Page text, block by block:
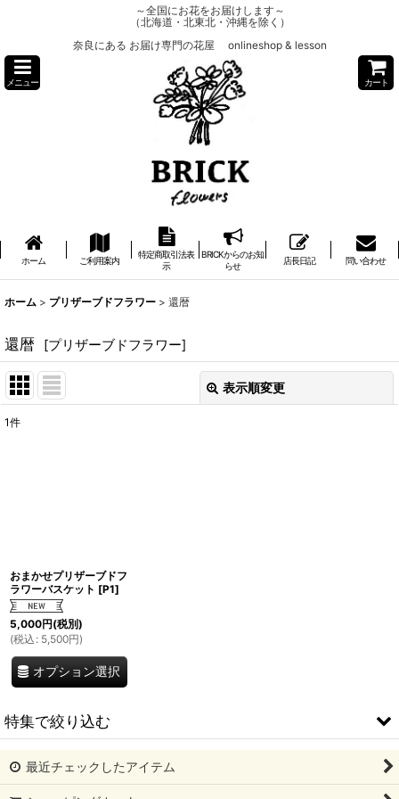
～全国にお花をお届けします～
（北海道・北東北・沖縄を除く）
奈良にある お届け専門の花屋 onlineshop & lesson
メニュー カート
ホーム ご利用案内
特定商取引法表
示
BRICKからのお知
らせ
店長日記 問い合わせ
ホーム > プリザーブドフラワー > 還暦
還暦 [プリザーブドフラワー]
表示順変更
1件
おまかせプリザーブドフ
ラワーバスケット [P1]
5,000円(税別)
(税込 : 5,500円)
オプション選択
特集で絞り込む
期間限定商品
最近チェックしたアイテム